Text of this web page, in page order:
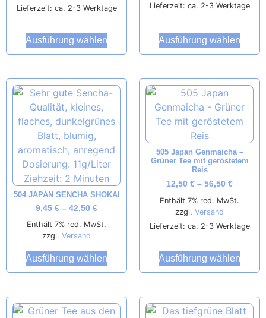
Lieferzeit: ca. 2-3 Werktage
Ausführung wählen
Lieferzeit: ca. 2-3 Werktage
Ausführung wählen
504 JAPAN SENCHA SHOKAI
9,45 € – 42,50 €
Enthält 7% red. MwSt.
zzgl. Versand
Ausführung wählen
505 Japan Genmaicha –
Grüner Tee mit geröstetem
Reis
12,50 € – 56,50 €
Enthält 7% red. MwSt.
zzgl. Versand
Lieferzeit: ca. 2-3 Werktage
Ausführung wählen